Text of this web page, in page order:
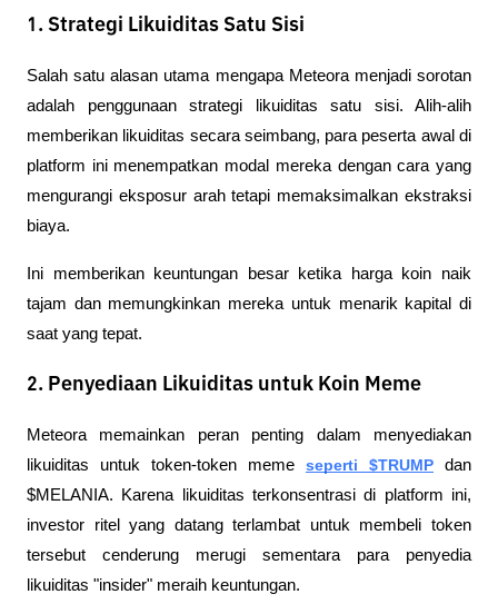
1. Strategi Likuiditas Satu Sisi
Salah satu alasan utama mengapa Meteora menjadi sorotan
adalah penggunaan strategi likuiditas satu sisi. Alih-alih
memberikan likuiditas secara seimbang, para peserta awal di
platform ini menempatkan modal mereka dengan cara yang
mengurangi eksposur arah tetapi memaksimalkan ekstraksi
biaya.
Ini memberikan keuntungan besar ketika harga koin naik
tajam dan memungkinkan mereka untuk menarik kapital di
saat yang tepat.
2. Penyediaan Likuiditas untuk Koin Meme
Meteora memainkan peran penting dalam menyediakan
likuiditas untuk token-token meme seperti $TRUMP dan
$MELANIA. Karena likuiditas terkonsentrasi di platform ini,
investor ritel yang datang terlambat untuk membeli token
tersebut cenderung merugi sementara para penyedia
likuiditas "insider" meraih keuntungan.